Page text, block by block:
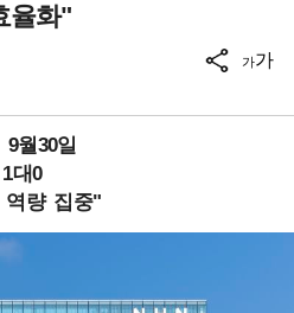
율화"
가가
월30일
대0
역량 집중"